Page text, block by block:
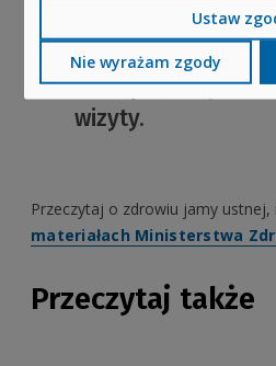
dziecka w
Pamiętaj o
wizyty.
Przeczytaj o zdrowiu jamy ustnej,
materiałach Ministerstwa
Przeczytaj także
Ustaw
Nie wyrażam zgody